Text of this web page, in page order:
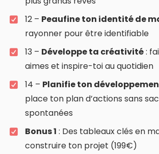
12 – Peaufine ton identité de
rayonner pour être identifiable
13 – Développe ta créativité:
aimes et inspire-toi au quotidien
14 – Planifie ton
place ton plan d’actions sans
spontanées
Bonus 1 : Des tableaux clés en
construire ton projet (199€)